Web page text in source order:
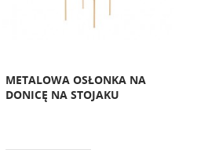
METALOWA OSŁONKA NA
DONICĘ NA STOJAKU